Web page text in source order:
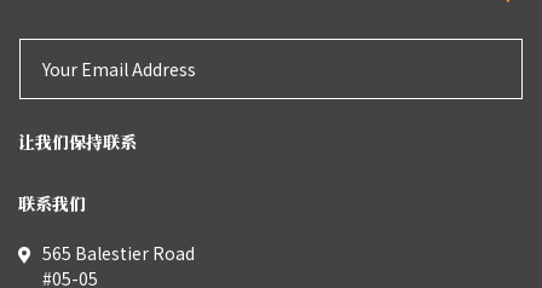
让我们保持联系
联系我们
565 Balestier Road
#05-05